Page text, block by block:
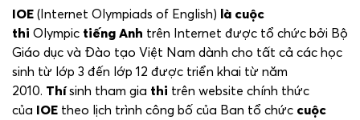
IOE (Internet Olympiads of English) là cuộc
thi Olympic tiếng Anh trên Internet được tổ chức bởi Bộ
Giáo dục và Đào tạo Việt Nam dành cho tất cả các học
sinh từ lớp 3 đến lớp 12 được triển khai từ năm
2010. Thísinh tham gia thi trên website chính thức
của IOE theo lịch trình công bố của Ban tổ chức cuộc